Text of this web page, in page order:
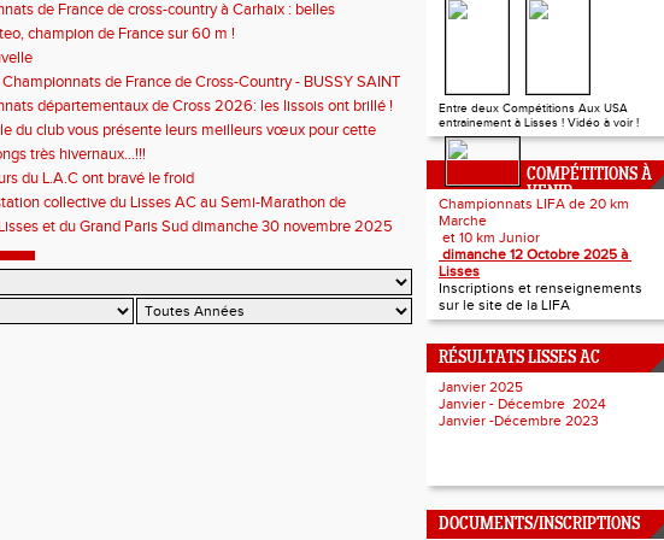
de France de cross-country à Carhaix : belles
du Lisses AC
champion de France sur 60 m !
de France de Cross-Country - BUSSY SAINT
F - 077départementaux de Cross 2026: les lissois ont brillé !
du club vous présente leurs meilleurs vœux pour cette
très hivernaux...!!!
du L.A.C ont bravé le froid
collective du Lisses AC au Semi-Marathon de
!
et du Grand Paris Sud dimanche 30 novembre 2025
Entre deux Compétitions Aux USA
entrainement à Lisses ! Vidéo à voir !
COMPÉTITIONS À
VENIR
Championnats LIFA de 20 km
Marche
et 10 km Junior
dimanche 12 Octobre 2025 à
Lisses
Inscriptions et renseignements
sur le site de la LIFA
RÉSULTATS LISSES AC
Janvier 2025
Janvier - Décembre 2024
Janvier -Décembre 2023
DOCUMENTS/INSCRIPTIONS